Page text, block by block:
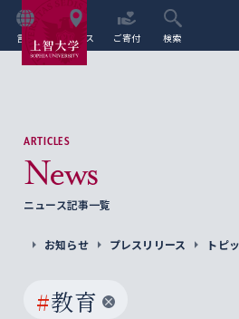
言語 アクセス ご寄付 検索
ARTICLES
News
ニュース記事一覧
お知らせ プレスリリース トピ
#教育